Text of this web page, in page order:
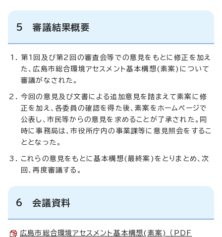
5 審議結果概要
第1回及び第2回の審査会等での意見をもとに修正を加え
た、広島市総合環境アセスメント基本構想(素案)について
審議がなされた。
今回の意見及び文書による追加意見を踏まえて素案に修
正を加え、各委員の確認を得た後、素案をホームページで
公表し、市民等からの意見を求めることが了承された。同
時に事務局は、市役所庁内の事業課等に意見照会をするこ
ととなった。
これらの意見をもとに基本構想(最終案)をとりまとめ、次
回、再度審議する。
6 会議資料
広島市総合環境アセスメント基本構想(素案) （PDF